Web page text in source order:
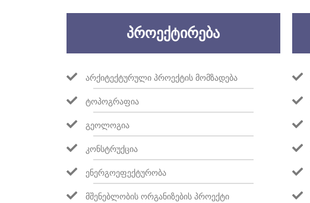
ᲞᲠᲝᲔᲥᲢᲘᲠᲔᲑᲐ
ᲐᲠᲥᲘᲢᲔᲥᲢᲣᲠᲣᲚᲘ ᲞᲠᲝᲔᲥᲢᲘᲡ ᲛᲝᲛᲖᲐᲓᲔᲑᲐ
ᲢᲝᲞᲝᲒᲠᲐᲤᲘᲐ
ᲒᲔᲝᲚᲝᲒᲘᲐ
ᲙᲝᲜᲡᲢᲠᲣᲥᲪᲘᲐ
ᲔᲜᲔᲠᲒᲝᲔᲤᲔᲥᲢᲣᲠᲝᲑᲐ
ᲛᲨᲔᲜᲔᲑᲚᲝᲑᲘᲡ ᲝᲠᲒᲐᲜᲘᲖᲔᲑᲘᲡ ᲞᲠᲝᲔᲥᲢᲘ